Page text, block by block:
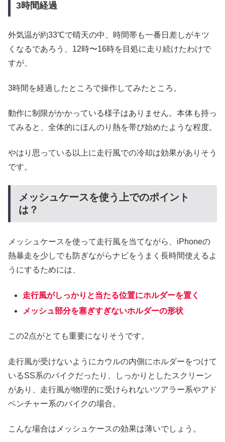
3時間経過
外気温が約33℃で晴天の中、時間帯も一番日差しがキツ
くなるであろう、12時〜16時を目処に走り続けたわけで
すが、
3時間を経過したところで操作してみたところ。
動作に制限がかかっている様子はありません。本体も持っ
てみると、全体的にほんのり熱を帯び始めたような程度。
やはり思っている以上に走行風での冷却は効果がありそう
です。
メッシュケースを使う上でのポイント
は？
メッシュケースを使って走行風を当てながら、iPhoneの
熱暴走を少しでも防ぎながらナビをうまく長時間使えるよ
うにするためには、
走行風がしっかりと当たる位置にホルダーを置く
メッシュ部分を塞ぎすぎないホルダーの形状
この2点がとても重要になりそうです。
走行風が受けないようにカウルの内側にホルダーをつけて
いるSS系のバイクだったり、しっかりとしたスクリーン
があり、走行風が物理的に受けられないツアラー系やアド
ベンチャー系のバイクの場合。
こんな場合はメッシュケースの効果は薄いでしょう。